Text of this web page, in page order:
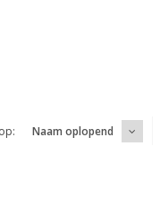
Naam oplopend